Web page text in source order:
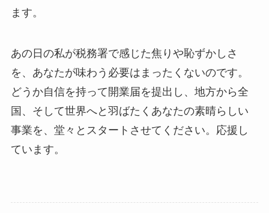
ます。
あの日の私が税務署で感じた焦りや恥ずかしさ
を、あなたが味わう必要はまったくないのです。
どうか自信を持って開業届を提出し、地方から全
国、そして世界へと羽ばたくあなたの素晴らしい
事業を、堂々とスタートさせてください。応援し
ています。